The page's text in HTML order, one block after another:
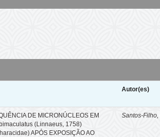
Autor(es)
DE MICRONÚCLEOS EM
(Linnaeus, 1758)
APÓS EXPOSIÇÃO AO
Santos-